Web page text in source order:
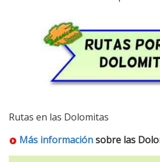
Rutas en las Dolomitas
Más informaciónsobre las